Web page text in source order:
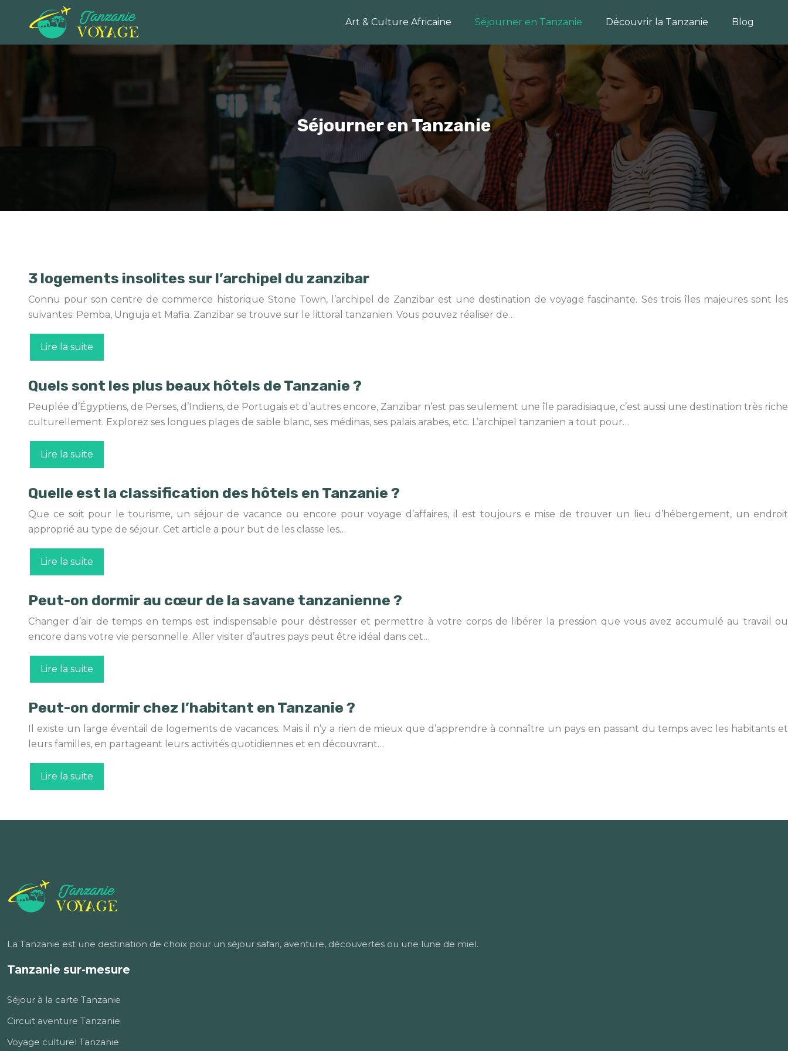
Art & Culture Africaine Séjourner en Tanzanie Découvrir la Tanzanie Blog
Séjourner en Tanzanie
3 logements insolites sur l’archipel du zanzibar
Connu pour son centre de commerce historique Stone Town, l’archipel de Zanzibar est une destination de voyage fascinante. Ses trois îles majeures sont les
suivantes: Pemba, Unguja et Mafia. Zanzibar se trouve sur le littoral tanzanien. Vous pouvez réaliser de…
Lire la suite
Quels sont les plus beaux hôtels de Tanzanie ?
Peuplée d’Égyptiens, de Perses, d’Indiens, de Portugais et d’autres encore, Zanzibar n’est pas seulement une île paradisiaque, c’est aussi une destination très riche
culturellement. Explorez ses longues plages de sable blanc, ses médinas, ses palais arabes, etc. L’archipel tanzanien a tout pour…
Lire la suite
Quelle est la classification des hôtels en Tanzanie ?
Que ce soit pour le tourisme, un séjour de vacance ou encore pour voyage d’affaires, il est toujours e mise de trouver un lieu d’hébergement, un endroit
approprié au type de séjour. Cet article a pour but de les classe les…
Lire la suite
Peut-on dormir au cœur de la savane tanzanienne ?
Changer d’air de temps en temps est indispensable pour déstresser et permettre à votre corps de libérer la pression que vous avez accumulé au travail ou
encore dans votre vie personnelle. Aller visiter d’autres pays peut être idéal dans cet…
Lire la suite
Peut-on dormir chez l’habitant en Tanzanie ?
Il existe un large éventail de logements de vacances. Mais il n’y a rien de mieux que d’apprendre à connaître un pays en passant du temps avec les habitants et
leurs familles, en partageant leurs activités quotidiennes et en découvrant…
Lire la suite
La Tanzanie est une destination de choix pour un séjour safari, aventure, découvertes ou une lune de miel.
Tanzanie sur-mesure
Séjour à la carte Tanzanie
Circuit aventure Tanzanie
Voyage culturel Tanzanie